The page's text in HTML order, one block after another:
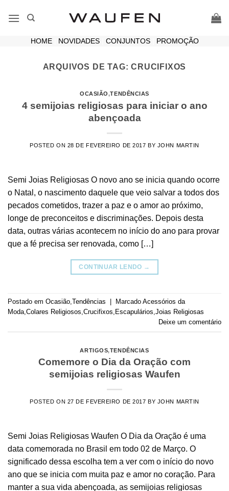
HOME| NOVIDADES| CONJUNTOS| PROMOÇÃO
ARQUIVOS DE TAG:CRUCIFIXOS
OCASIÃO,TENDÊNCIAS
4 semijoias religiosas para iniciar o ano
abençoada
POSTED ON 28 DE FEVEREIRO DE 2017 BY JOHN MARTIN
Semi Joias Religiosas O novo ano se inicia quando ocorre
o Natal, o nascimento daquele que veio salvar a todos dos
pecados cometidos, trazer a paz e o amor ao próximo,
longe de preconceitos e discriminações. Depois desta
data, outras várias acontecem no início do ano para provar
que a fé precisa ser renovada, como […]
CONTINUAR LENDO →
Postado em Ocasião Tendências Marcado Acessórios da
Moda Colares Religiosos Crucifixos Escapulários Joias Religiosas
Deixe um comentário
ARTIGOS,TENDÊNCIAS
Comemore o Dia da Oração com
semijoias religiosas Waufen
POSTED ON 27 DE FEVEREIRO DE 2017 BY JOHN MARTIN
Semi Joias Religiosas Waufen O Dia da Oração é uma
data comemorada no Brasil em todo 02 de Março. O
significado dessa escolha tem a ver com o início do novo
ano que se inicia com muita paz e amor no coração. Para
manter a sua vida abençoada, as semijoias religiosas